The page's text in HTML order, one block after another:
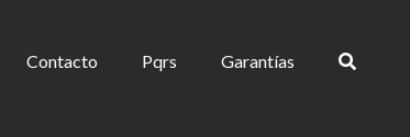
Contacto Pqrs Garantías